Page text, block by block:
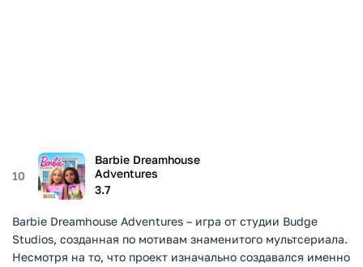
10
Barbie Dreamhouse
Adventures
3.7
Barbie Dreamhouse Adventures – игра от студии Budge
Studios, созданная по мотивам знаменитого мультсериала.
Несмотря на то, что проект изначально создавался именно